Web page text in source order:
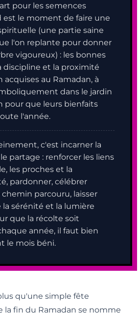
pour les semences
est le moment de faire une
(une partie saine
l'on replante pour donner
vigoureux) : les bonnes
discipline et la proximité
acquises au Ramadan, à
dans le jardin
pour que leurs bienfaits
l'année.
c'est incarner la
partage : renforcer les liens
les proches et la
pardonner, célébrer
parcouru, laisser
la sérénité et la lumière
que la récolte soit
année, il faut bien
le mois béni.
qu'une simple fête
la fin du Ramadan se nomme